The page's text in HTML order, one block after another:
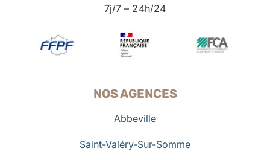
7j/7 – 24h/24
NOS AGENCES
Abbeville
Saint-Valéry-Sur-Somme